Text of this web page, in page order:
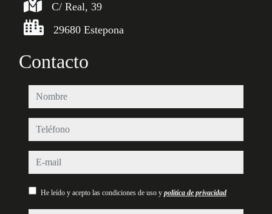
C/ Real, 39
29680 Estepona
Contacto
nombre
teléfono
e-mail
He leído y acepto las condiciones de uso y política de privacidad